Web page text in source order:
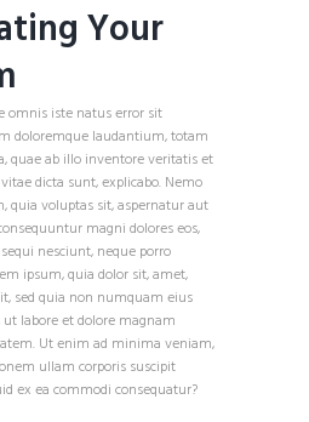
Your
omnis iste natus error sit
doloremque laudantium, totam
quae ab illo inventore veritatis et
dicta sunt, explicabo. Nemo
quia voluptas sit, aspernatur aut
magni dolores eos,
nesciunt, neque porro
ipsum, quia dolor sit, amet,
sed quia non numquam eius
labore et dolore magnam
Ut enim ad minima veniam,
ullam corporis suscipit
ex ea commodi consequatur?